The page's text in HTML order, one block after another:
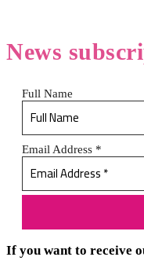
News
Full Name
Email Address *
If you want to receive